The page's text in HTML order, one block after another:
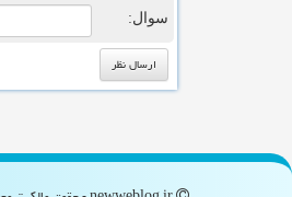
سوال: